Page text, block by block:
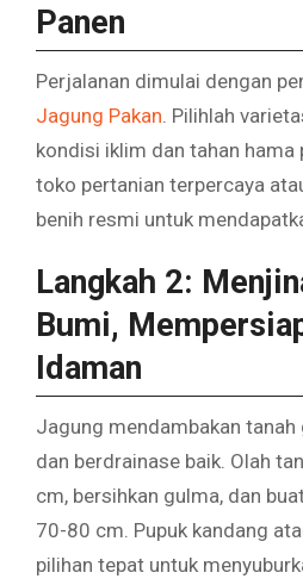
Panen
Perjalanan dimulai dengan
Jagung Pakan . Pilihlah
kondisi iklim dan tahan hama
toko pertanian terpercaya
benih resmi untuk
Langkah 2:
Bumi,
Idaman
Jagung mendambakan tanah
dan berdrainase baik. Olah
cm, bersihkan gulma, dan
70-80 cm. Pupuk kandang
pilihan tepat untuk